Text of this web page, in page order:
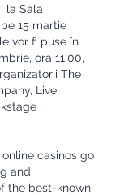
la Sala
15 martie
vor fi puse în
ora 11:00,
The
Live
casinos go
and
the best-known